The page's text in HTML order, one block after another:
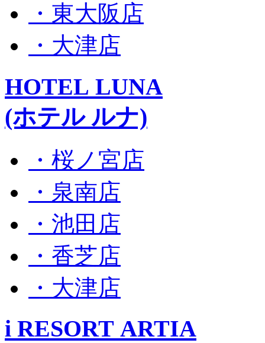
・東大阪店
・大津店
HOTEL LUNA
(ホテル ルナ)
・桜ノ宮店
・泉南店
・池田店
・香芝店
・大津店
i RESORT ARTIA